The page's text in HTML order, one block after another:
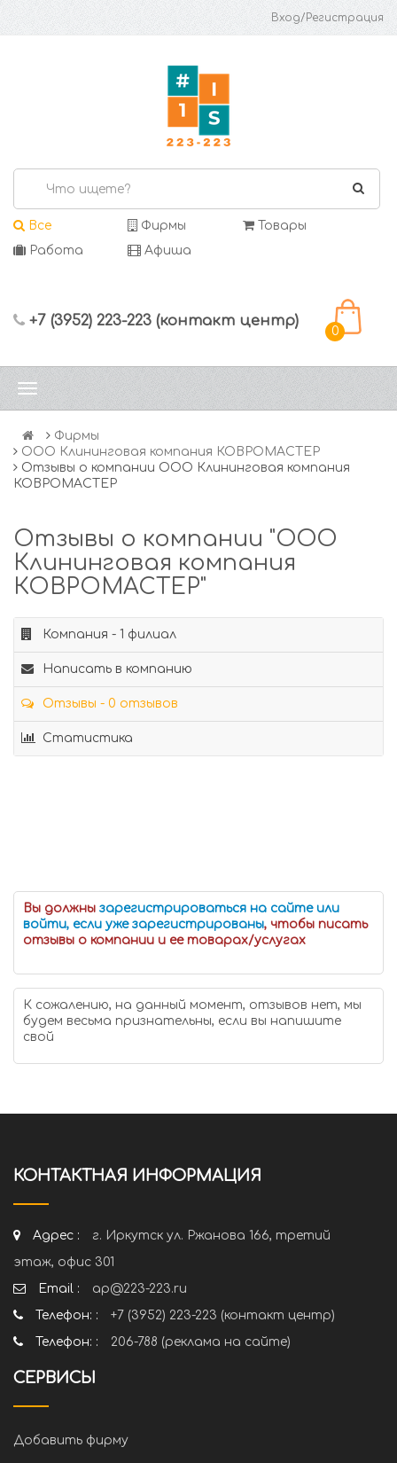
Вход/Регистрация
Все Фирмы
Товары
Работа
Афиша
+7 (3952) 223-223 (контакт центр)
0
Фирмы
ООО Клининговая компания КОВРОМАСТЕР
Отзывы о компании ООО Клининговая компания
КОВРОМАСТЕР
Отзывы о компании "ООО
Клининговая компания
КОВРОМАСТЕР"
Компания - 1 филиал
Написать в компанию
Отзывы - 0 отзывов
Статистика
Вы должны зарегистрироваться на сайте или
войти, если уже зарегистрированы, чтобы писать
отзывы о компании и ее товарах/услугах
К сожалению, на данный момент, отзывов нет, мы
будем весьма признательны, если вы напишите
свой
КОНТАКТНАЯ ИНФОРМАЦИЯ
Адрес :
г. Иркутск ул. Ржанова 166, третий
этаж, офис 301
Email :
ap@223-223.ru
Телефон: :
+7 (3952) 223-223 (контакт центр)
Телефон: :
206-788 (реклама на сайте)
СЕРВИСЫ
Добавить фирму